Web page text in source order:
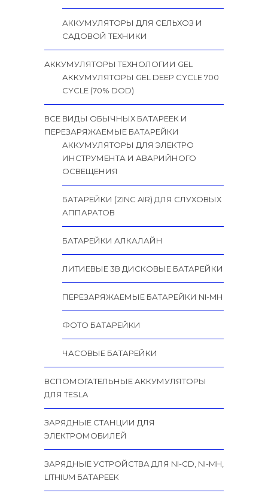
АККУМУЛЯТОРЫ ДЛЯ СЕЛЬХОЗ И
САДОВОЙ ТЕХНИКИ
АККУМУЛЯТОРЫ ТЕХНОЛОГИИ GEL
АККУМУЛЯТОРЫ GEL DEEP CYCLE 700
CYCLE (70% DOD)
ВСЕ ВИДЫ ОБЫЧНЫХ БАТАРЕЕК И
ПЕРЕЗАРЯЖАЕМЫЕ БАТАРЕЙКИ
АККУМУЛЯТОРЫ ДЛЯ ЭЛЕКТРО
ИНСТРУМЕНТА И АВАРИЙНОГО
ОСВЕЩЕНИЯ
БАТАРЕЙКИ (ZINC AIR) ДЛЯ СЛУХОВЫХ
АППАРАТОВ
БАТАРЕЙКИ АЛКАЛАЙН
ЛИТИЕВЫЕ 3В ДИСКОВЫЕ БАТАРЕЙКИ
ПЕРЕЗАРЯЖАЕМЫЕ БАТАРЕЙКИ NI-MH
ФОТО БАТАРЕЙКИ
ЧАСОВЫЕ БАТАРЕЙКИ
ВСПОМОГАТЕЛЬНЫЕ АККУМУЛЯТОРЫ
ДЛЯ TESLA
ЗАРЯДНЫЕ СТАНЦИИ ДЛЯ
ЭЛЕКТРОМОБИЛЕЙ
ЗАРЯДНЫЕ УСТРОЙСТВА ДЛЯ NI-CD, NI-MH,
LITHIUM БАТАРЕЕК